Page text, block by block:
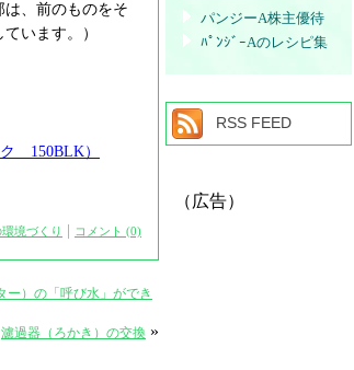
は、前のものをそ
います。）
150BLK）
境づくり コメント (0)
）の「呼び水」ができ
濾過器（ろかき）の交換 »
パンジーA株主優待
ﾊﾟﾝｼﾞｰAのレシピ集
RSS FEED
（広告）